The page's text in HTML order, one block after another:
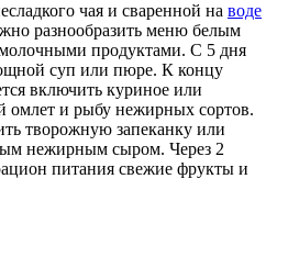
чая и сваренной на воде
разнообразить меню белым
продуктами. С 5 дня
суп или пюре. К концу
включить куриное или
омлет и рыбу нежирных сортов.
творожную запеканку или
нежирным сыром. Через 2
питания свежие фрукты и